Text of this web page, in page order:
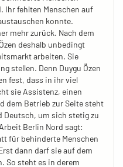
Ihr fehlten Menschen auf
konnte.
mehr zurück. Nach dem
deshalb unbedingt
arbeiten. Sie
stellen. Denn Duygu Özen
fest, dass in ihr viel
sie Assistenz, einen
dem Betrieb zur Seite steht
Deutsch, um sich stetig zu
Berlin Nord sagt:
für behinderte Menschen
dann darf sie auf dem
So steht es in derem